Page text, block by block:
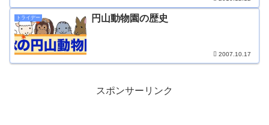
トライデー 円山動物園の歴史
2007.10.17
スポンサーリンク